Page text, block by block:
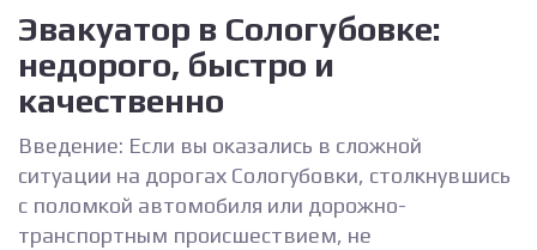
Эвакуатор в Сологубовке:
недорого, быстро и
качественно
Введение: Если вы оказались в сложной
ситуации на дорогах Сологубовки, столкнувшись
с поломкой автомобиля или дорожно-
транспортным происшествием, не